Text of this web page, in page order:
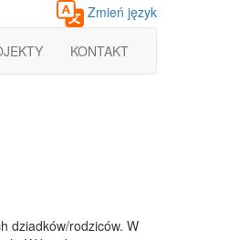
Zmień język
KONTAKT
dziadków/rodziców. W